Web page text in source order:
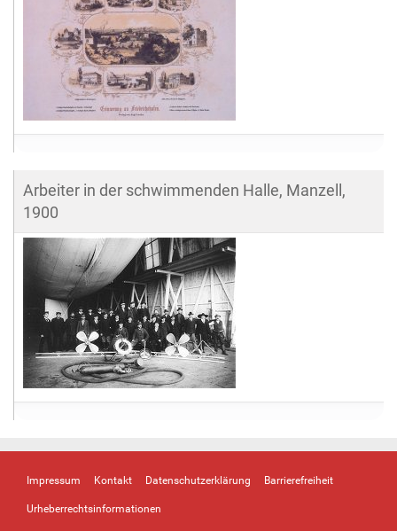
Arbeiter in der schwimmenden Halle, Manzell,
1900
Impressum Kontakt Datenschutzerklärung Barrierefreiheit
Urheberrechtsinformationen